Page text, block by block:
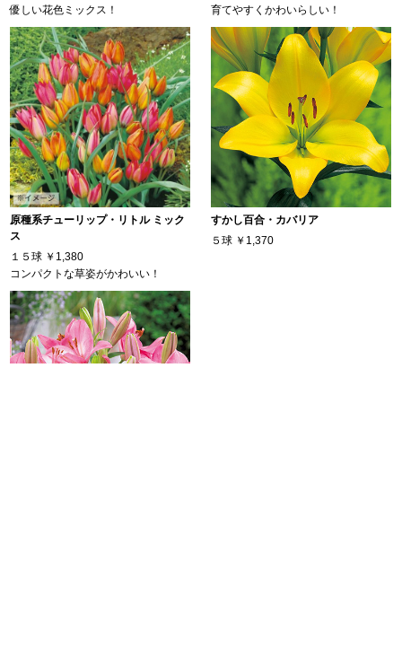
優しい花色ミックス！
育てやすくかわいらしい！
原種系チューリップ・リトル ミック
ス
１５球 ￥1,380
コンパクトな草姿がかわいい！
すかし百合・カバリア
５球 ￥1,370